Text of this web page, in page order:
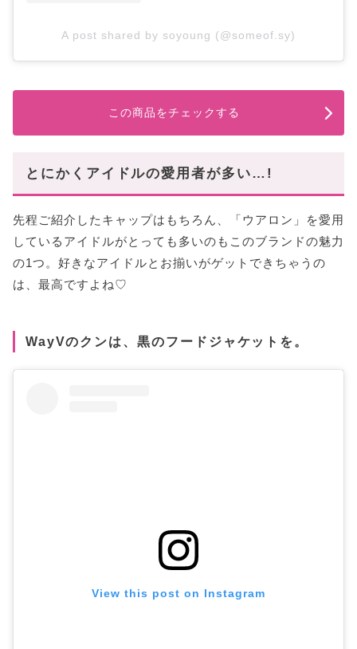
A post shared by soyoung (@someof.sy)
この商品をチェックする
とにかくアイドルの愛用者が多い…!
先程ご紹介したキャップはもちろん、「ウアロン」を愛用
しているアイドルがとっても多いのもこのブランドの魅力
の1つ。好きなアイドルとお揃いがゲットできちゃうの
は、最高ですよね♡
WayVのクンは、黒のフードジャケットを。
View this post on Instagram